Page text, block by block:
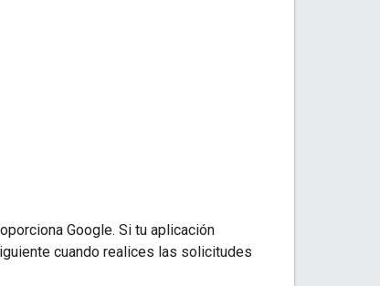
Google. Si tu aplicación
cuando realices las solicitudes